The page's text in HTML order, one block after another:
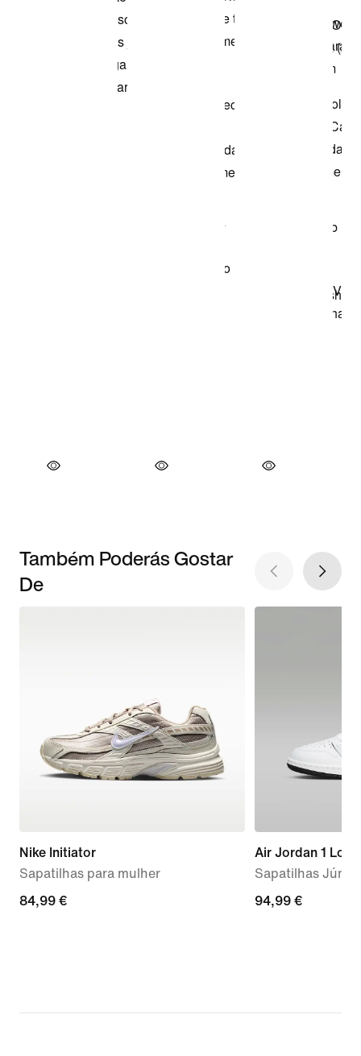
Também Poderás Gostar
De
Nike Initiator
Sapatilhas para mulher
84,99
84,99 €
Air Jordan 1 Low
Sapatilhas Júnior
94,99
94,99 €